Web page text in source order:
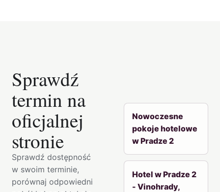
Sprawdź
termin na
oficjalnej
stronie
Sprawdź dostępność
w swoim terminie,
porównaj odpowiedni
Nowoczesne
pokoje hotelowe
w Pradze 2
Hotel w Pradze 2
- Vinohrady,